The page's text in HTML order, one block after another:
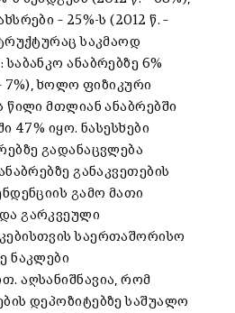
– 25%-ს (2012 წ. –
საკმაოდ
ანაბრებზე 6%
7%), ხოლო ფიზიკური
წილი მთლიან ანაბრებში
47% იყო. ნასესხები
გადანაცვლება
განაკვეთების
გამო მათი
გარკვეული
საერთაშორისო
ნაკლები
აღსანიშნავია, რომ
დეპოზიტებზე საშუალო